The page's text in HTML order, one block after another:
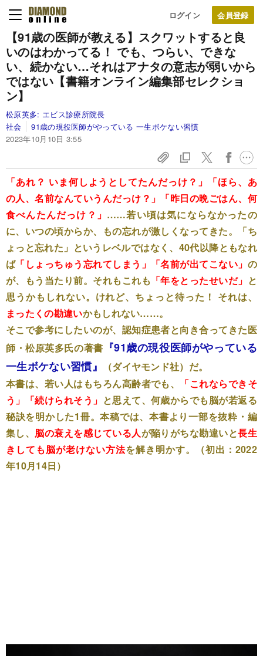
ログイン
【91歳の医師が教える】スクワットすると良
いのはわかってる！ でも、つらい、できな
い、続かない…それはアナタの意志が弱いから
ではない【書籍オンライン編集部セレクショ
ン】
松原英多: エビス診療所院長
社会
91歳の現役医師がやっている 一生ボケない習慣
2023年10月10日 3:55
「あれ？ いま何しようとしてたんだっけ？」「ほら、あ
の人、名前なんていうんだっけ？」「昨日の晩ごはん、何
食べんたんだっけ？」 ……若い頃は気にならなかったの
に、いつの頃からか、もの忘れが激しくなってきた。「ち
ょっと忘れた」というレベルではなく、40代以降ともなれ
ば「しょっちゅう忘れてしまう」「名前が出てこない」 の
が、もう当たり前。それもこれも 「年をとったせいだ」 と
思うかもしれない。けれど、ちょっと待った！ それは、
まったくの勘違いかもしれない……。
そこで参考にしたいのが、認知症患者と向き合ってきた医
師・松原英多氏の著書 『91歳の現役医師がやっている
一生ボケない習慣』
（ダイヤモンド社）だ。
本書は、若い人はもちろん高齢者でも、
「これならできそ
う」「続けられそう」 と思えて、何歳からでも脳が若返る
秘訣を明かした1冊。本稿では、本書より一部を抜粋・編
集し、 脳の衰えを感じている人が陥りがちな勘違いと長生
きしても脳が老けない方法を解き明かす。（初出：2022
年10月14日）